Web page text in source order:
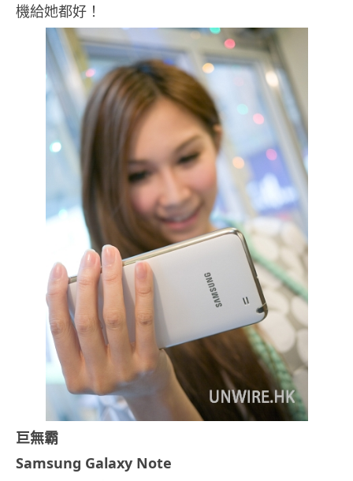
機給她都好！
巨無霸
Samsung Galaxy Note